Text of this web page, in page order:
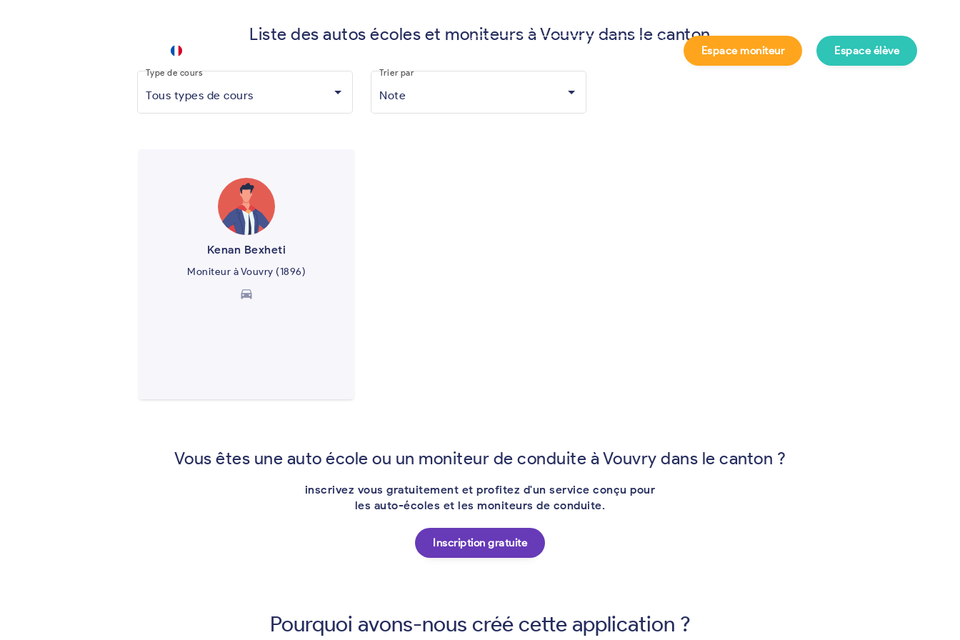
Espace moniteur Espace élève
Liste des autos écoles et moniteurs à Vouvry dans le canton
Tous types de cours
Type de cours
Note
Trier par
Kenan Bexheti
Moniteur à Vouvry (1896)
directions_car
Vous êtes une auto école ou un moniteur de conduite à Vouvry dans le canton ?
inscrivez vous gratuitement et profitez d'un service conçu pour
les auto-écoles et les moniteurs de conduite.
Inscription gratuite
Pourquoi avons-nous créé cette application ?